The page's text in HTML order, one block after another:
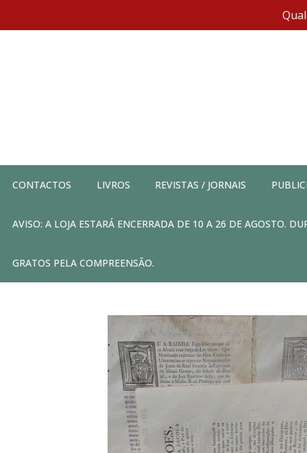
CONTACTOS LIVROS REVISTAS / JORNAIS
AVISO: A LOJA ESTARÁ ENCERRADA DE 10 A 26 DE AGOSTO.
GRATOS PELA COMPREENSÃO.